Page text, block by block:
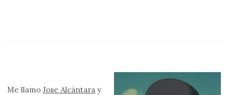
Me llamoJose Alcántara y